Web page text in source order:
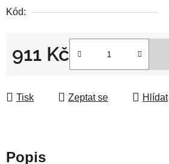
Kód:
911 Kč
Tisk Zeptat se Hlídat
Popis